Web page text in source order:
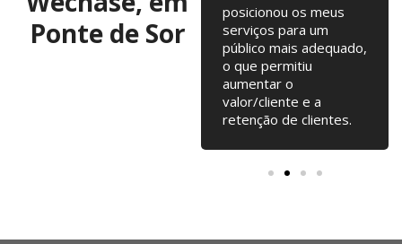
Ponte de Sor
testarmos. Campanhas
online, Email Marketing,
alterações na loja
posicionou os meus
serviços para um
público mais adequado,
o que permitiu
aumentar o
valor/cliente e a
retenção de clientes.